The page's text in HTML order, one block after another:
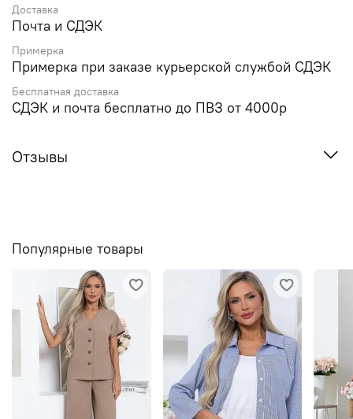
Доставка
Почта и СДЭК
Примерка
Примерка при заказе курьерской службой СДЭК
Бесплатная доставка
СДЭК и почта бесплатно до ПВЗ от 4000р
Отзывы
Популярные товары